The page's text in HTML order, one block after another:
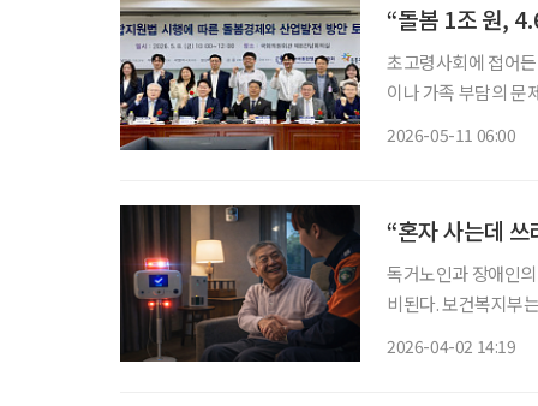
“돌봄 1조 원,
초고령사회에 접어
이나 가족 부담의 문
2026-05-11 06:00
“혼자 사는데
독거노인과 장애인
비된다. 보건복지부
2026-04-02 14:19